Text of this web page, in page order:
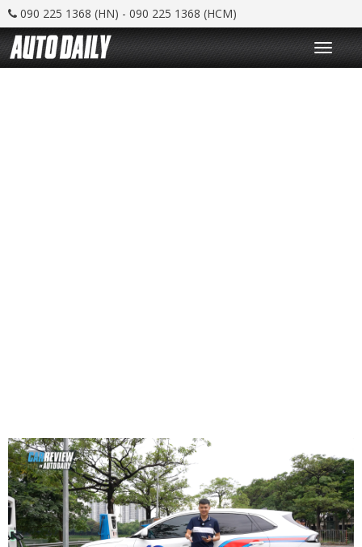
090 225 1368 (HN) - 090 225 1368 (HCM)
T
o
g